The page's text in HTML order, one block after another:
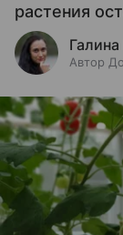
растения
Автор